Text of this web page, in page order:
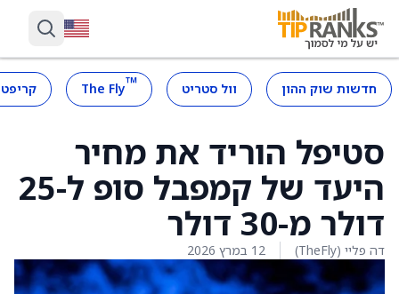
חדשות שוק ההון וול סטריט ™
The Fly
סטיפל הוריד את מחיר
היעד של קמפבל סופ ל-25
דולר מ-30 דולר
דה פליי (TheFly) 12 במרץ 2026